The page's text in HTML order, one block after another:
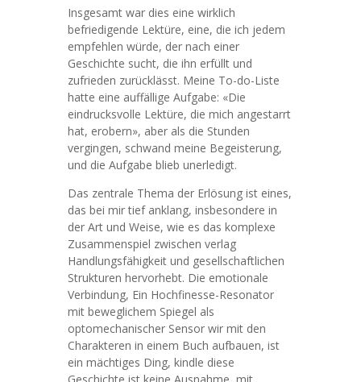
Insgesamt war dies eine wirklich
befriedigende Lektüre, eine, die ich jedem
empfehlen würde, der nach einer
Geschichte sucht, die ihn erfüllt und
zufrieden zurücklässt. Meine To-do-Liste
hatte eine auffällige Aufgabe: «Die
eindrucksvolle Lektüre, die mich angestarrt
hat, erobern», aber als die Stunden
vergingen, schwand meine Begeisterung,
und die Aufgabe blieb unerledigt.
Das zentrale Thema der Erlösung ist eines,
das bei mir tief anklang, insbesondere in
der Art und Weise, wie es das komplexe
Zusammenspiel zwischen verlag
Handlungsfähigkeit und gesellschaftlichen
Strukturen hervorhebt. Die emotionale
Verbindung, Ein Hochfinesse-Resonator
mit beweglichem Spiegel als
optomechanischer Sensor wir mit den
Charakteren in einem Buch aufbauen, ist
ein mächtiges Ding, kindle diese